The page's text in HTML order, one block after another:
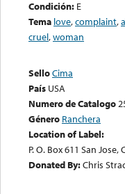
Condición: E
Tema love,complaint,
cruel,woman
SelloCima
País USA
Numero de Catalogo
Género Ranchera
Location of Label:
P. O. Box 611 San Jose,
Donated By:Chris